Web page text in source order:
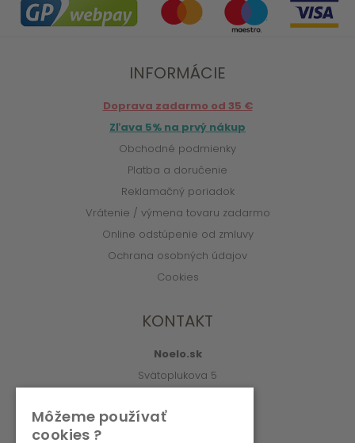
INFORMÁCIE
Doprava zadarmo od 35 €
Zľava 5% na prvý nákup
Obchodné podmienky
Platba a doručenie
Reklamačný poriadok
Vrátenie / výmena tovaru zadarmo
Online odstúpenie od zmluvy
Ochrana osobných údajov
Cookies
KONTAKT
Noelo.sk
Svätoplukova 5
info@noelo.sk
Môžeme používať
cookies ?